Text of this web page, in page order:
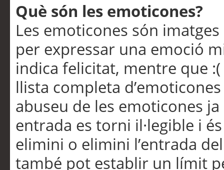
Què són les emoticones?
Les emoticones són
per expressar una emoció
indica felicitat, mentre que
llista completa
abuseu de les emoticones
entrada es torni il·legible i
elimini o elimini l’entrada
també pot establir un límit